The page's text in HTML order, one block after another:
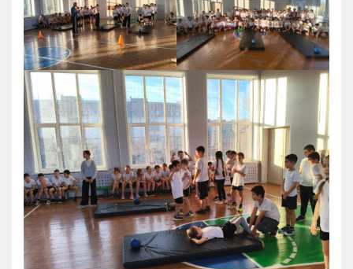
Доп. услуги
Аренда Теннисного Корта
Аренда футбольного поля
Родителям
Информация о Приеме
График работы отделений
Стоимость Занятий
История школы
СМИ о нас
Антикоррупция